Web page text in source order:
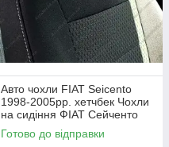
Авто чохли FIAT Seicento
1998-2005рр. хетчбек Чохли
на сидіння ФІАТ Сейченто
1998-2005рр.
Готово до відправки